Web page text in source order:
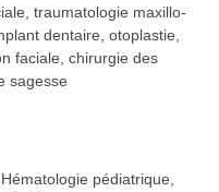
traumatologie maxillo-
dentaire, otoplastie,
faciale, chirurgie des
sagesse
pédiatrique,